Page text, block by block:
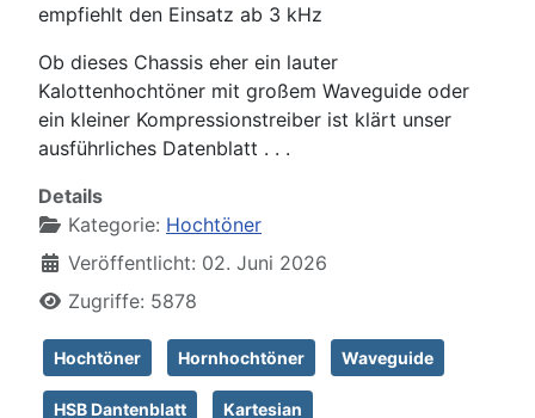
empfiehlt den Einsatz ab 3 kHz
Ob dieses Chassis eher ein lauter
Kalottenhochtöner mit großem Waveguide oder
ein kleiner Kompressionstreiber ist klärt unser
ausführliches Datenblatt . . .
Details
Kategorie: Hochtöner
Veröffentlicht: 02. Juni 2026
Zugriffe: 5878
Hochtöner Hornhochtöner Waveguide
HSB Dantenblatt Kartesian